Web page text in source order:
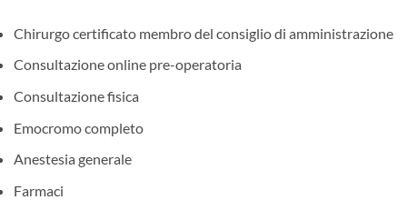
Chirurgo certificato membro del consiglio di amministrazione
Consultazione online pre-operatoria
Consultazione fisica
Emocromo completo
Anestesia generale
Farmaci